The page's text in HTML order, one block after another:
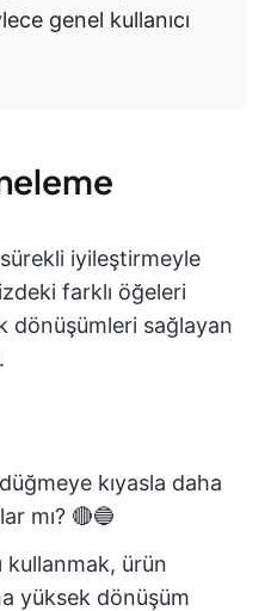
genel kullanıcı
sürekli iyileştirmeyle
farklı öğeleri
dönüşümleri sağlayan
kıyasla daha
mı? 🔴🔵
kullanmak, ürün
yüksek dönüşüm